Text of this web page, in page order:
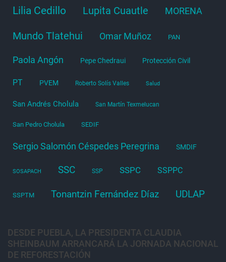
Lilia Cedillo Lupita Cuautle MORENA
Mundo Tlatehui Omar Muñoz PAN
Paola Angón Pepe Chedraui Protección Civil
PT PVEM Roberto Solís Valles Salud
San Andrés Cholula San Martín Texmelucan
San Pedro Cholula SEDIF
Sergio Salomón Céspedes Peregrina SMDIF
SOSAPACH SSC SSP SSPC SSPPC
SSPTM Tonantzin Fernández Díaz UDLAP
DESDE PUEBLA, LA PRESIDENTA CLAUDIA
SHEINBAUM ARRANCARÁ LA JORNADA NACIONAL
DE REFORESTACIÓN